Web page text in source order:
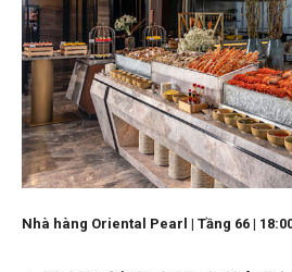
Nhà hàng Oriental Pearl | Tầng 66 |